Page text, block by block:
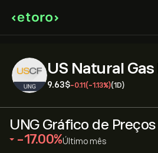
US Natural
9.63‎$‎-0.11 (-1.13%)(1D)
UNG Gráfico de Preços
‎-17.00‎ Último mês